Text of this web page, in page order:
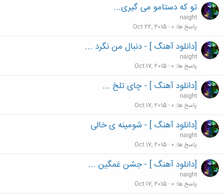
تو که دستامو می گیری...
naight
پاسخ ها 0
Oct 22, 2015
[دانلود آهنگ ] - دنبال من نگرد ...
naight
پاسخ ها 0
Oct 17, 2015
[دانلود آهنگ ] - چای تلخ ...
naight
پاسخ ها 0
Oct 17, 2015
[دانلود آهنگ ] - شومینه ی خالی
naight
پاسخ ها 0
Oct 17, 2015
[دانلود آهنگ ] - جشن غمگین ...
naight
پاسخ ها 0
Oct 17, 2015